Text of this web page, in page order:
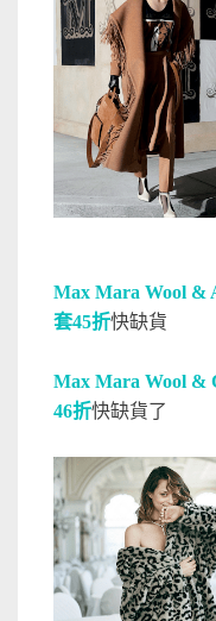
Max Mara Wool &
套45折快缺貨
Max Mara Wool &
46折快缺貨了